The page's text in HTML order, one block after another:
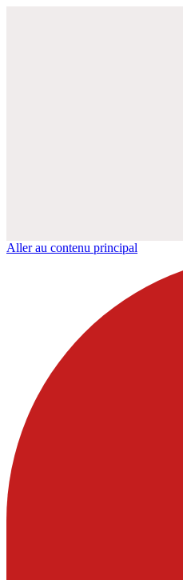
Aller au contenu principal